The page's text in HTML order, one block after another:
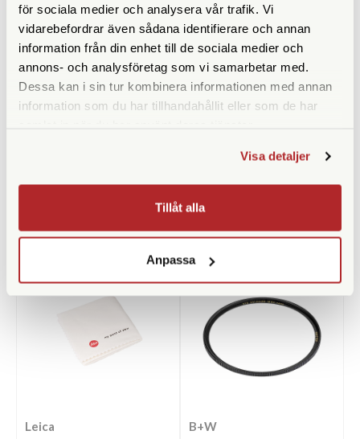
för sociala medier och analysera vår trafik. Vi
vidarebefordrar även sådana identifierare och annan
information från din enhet till de sociala medier och
annons- och analysföretag som vi samarbetar med.
Dessa kan i sin tur kombinera informationen med annan
information som du har tillhandahållit eller som de har
Visa detaljer
Tillåt alla
Anpassa
Bländare f/2,0
Filtergänga (mm) 46
Vikt (g) 200
Mått (mm) 60 x 59,4
ANDRA KÖPTE ÄVEN
Leica B+W